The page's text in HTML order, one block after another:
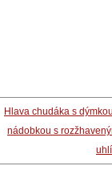
Hlava chudáka s
nádobkou s